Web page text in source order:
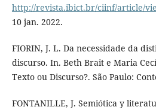
http://revista.ibict.br/ciinf/article/
10 jan. 2022.
FIORIN, J. L. Da necessidade da
discurso. In. Beth Brait e Maria
Texto ou Discurso?. São Paulo:
FONTANILLE, J. Semiótica y